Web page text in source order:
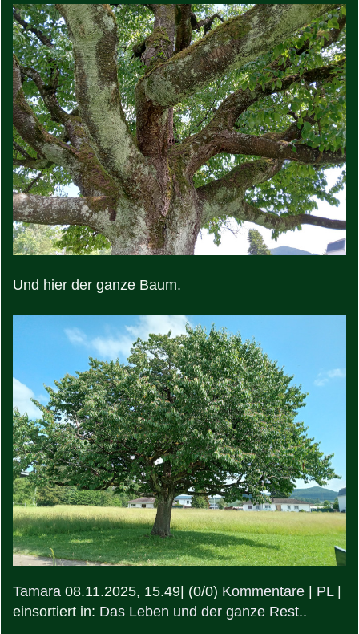
Und hier der ganze Baum.
Tamara 08.11.2025, 15.49| (0/0) Kommentare | PL|
einsortiert in: Das Leben und der ganze Rest..